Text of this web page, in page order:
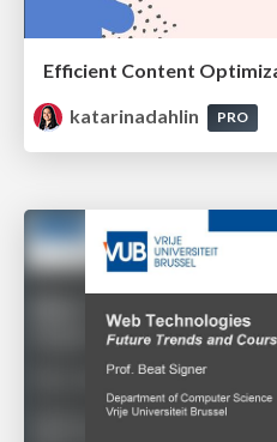
katarinadahlin
PRO